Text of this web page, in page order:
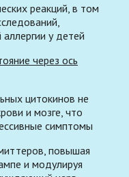
реакций, в том
у детей
через ось
цитокинов не
и мозге, что
симптомы
повышая
и модулируя